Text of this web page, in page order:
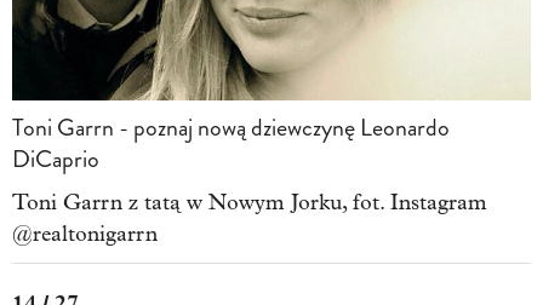
Toni Garrn - poznaj nową dziewczynę Leonardo
DiCaprio
Toni Garrn z tatą w Nowym Jorku, fot. Instagram
@realtonigarrn